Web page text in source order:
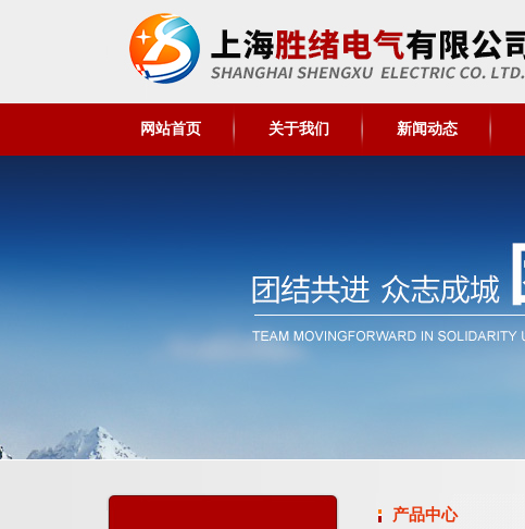
网站首页 关于我们 新闻动态
产品中心